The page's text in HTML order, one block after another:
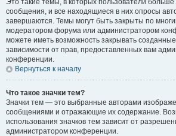
Это такие темы, в которых пользователи больше
сообщения, и все находящиеся в них опросы
завершаются. Темы могут быть закрыты по
модератором форума или администратором
можете иметь возможность закрывать
зависимости от прав, предоставленных вам
конференции.
Вернуться к началу
Что такое значки тем?
Значки тем — это выбранные авторами
сообщениями и отражающие их содержание.
использования значков тем зависит от
администратором конференции.